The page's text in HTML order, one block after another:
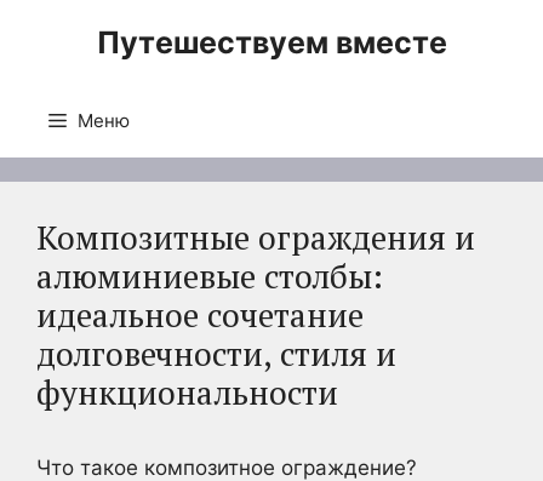
Путешествуем вместе
Меню
Композитные ограждения и
алюминиевые столбы:
идеальное сочетание
долговечности, стиля и
функциональности
Что такое композитное ограждение?